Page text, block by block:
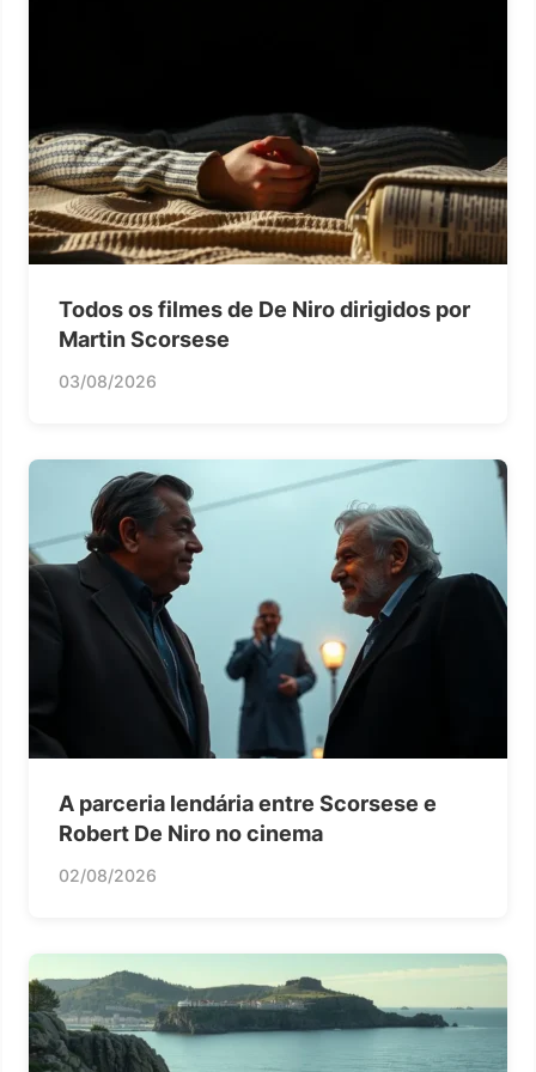
Todos os filmes de De Niro dirigidos por
Martin Scorsese
03/08/2026
A parceria lendária entre Scorsese e
Robert De Niro no cinema
02/08/2026